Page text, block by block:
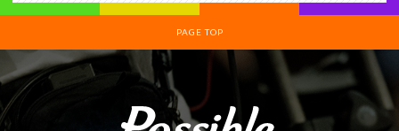
PAGE TOP